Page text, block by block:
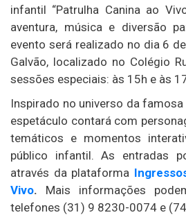
infantil “Patrulha Canina ao
aventura, música e diversão
evento será realizado no dia 6
Galvão, localizado no Colégio
sessões especiais: às 15h e às
Inspirado no universo da
espetáculo contará com
temáticos e momentos
público infantil. As entradas
através da plataforma
Vivo. Mais informações
telefones (31) 9 8230-0074 e